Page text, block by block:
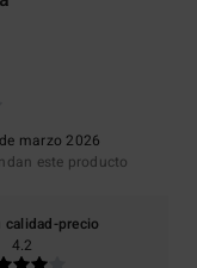
marzo 2026
este producto
calidad-precio
4.2